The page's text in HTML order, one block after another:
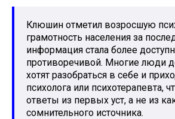
Клюшин отметил возросшую
грамотность населения за
информация стала более
противоречивой. Многие люди
хотят разобраться в себе и
психолога или психотерапевта,
ответы из первых уст, а не из
сомнительного источника.